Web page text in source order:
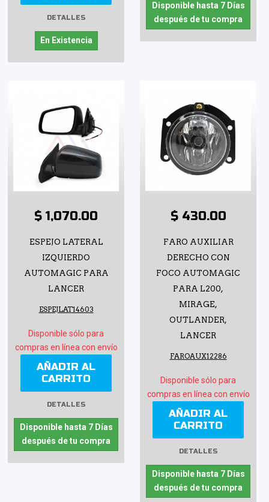
DETALLES
En Existencia
Disponible hasta 7 Días
después de tu compra
$ 1,070.00
ESPEJO LATERAL
IZQUIERDO
AUTOMAGIC PARA
LANCER
ESPEJLAT14603
Disponible sólo para
compras en línea con envío
AÑADIR AL
CARRITO
DETALLES
Disponible hasta 7 Días
después de tu compra
$ 430.00
FARO AUXILIAR
DERECHO CON
FOCO AUTOMAGIC
PARA L200,
MIRAGE,
OUTLANDER,
LANCER
FAROAUX12286
Disponible sólo para
compras en línea con envío
AÑADIR AL
CARRITO
DETALLES
Disponible hasta 7 Días
después de tu compra